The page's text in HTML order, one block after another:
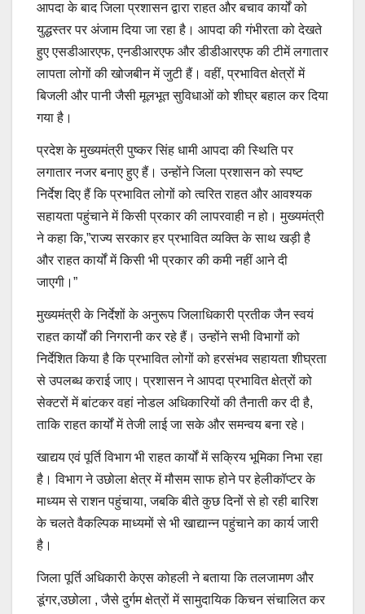
आपदा के बाद जिला प्रशासन द्वारा राहत और बचाव कार्यों को
युद्धस्तर पर अंजाम दिया जा रहा है। आपदा की गंभीरता को देखते
हुए एसडीआरएफ, एनडीआरएफ और डीडीआरएफ की टीमें लगातार
लापता लोगों की खोजबीन में जुटी हैं। वहीं, प्रभावित क्षेत्रों में
बिजली और पानी जैसी मूलभूत सुविधाओं को शीघ्र बहाल कर दिया
गया है।
प्रदेश के मुख्यमंत्री पुष्कर सिंह धामी आपदा की स्थिति पर
लगातार नजर बनाए हुए हैं। उन्होंने जिला प्रशासन को स्पष्ट
निर्देश दिए हैं कि प्रभावित लोगों को त्वरित राहत और आवश्यक
सहायता पहुंचाने में किसी प्रकार की लापरवाही न हो। मुख्यमंत्री
ने कहा कि,”राज्य सरकार हर प्रभावित व्यक्ति के साथ खड़ी है
और राहत कार्यों में किसी भी प्रकार की कमी नहीं आने दी
जाएगी।”
मुख्यमंत्री के निर्देशों के अनुरूप जिलाधिकारी प्रतीक जैन स्वयं
राहत कार्यों की निगरानी कर रहे हैं। उन्होंने सभी विभागों को
निर्देशित किया है कि प्रभावित लोगों को हरसंभव सहायता शीघ्रता
से उपलब्ध कराई जाए। प्रशासन ने आपदा प्रभावित क्षेत्रों को
सेक्टरों में बांटकर वहां नोडल अधिकारियों की तैनाती कर दी है,
ताकि राहत कार्यों में तेजी लाई जा सके और समन्वय बना रहे।
खाद्यय एवं पूर्ति विभाग भी राहत कार्यों में सक्रिय भूमिका निभा रहा
है। विभाग ने उछोला क्षेत्र में मौसम साफ होने पर हेलीकॉप्टर के
माध्यम से राशन पहुंचाया, जबकि बीते कुछ दिनों से हो रही बारिश
के चलते वैकल्पिक माध्यमों से भी खाद्यान्न पहुंचाने का कार्य जारी
है।
जिला पूर्ति अधिकारी केएस कोहली ने बताया कि तलजामण और
डूंगर,उछोला , जैसे दुर्गम क्षेत्रों में सामुदायिक किचन संचालित कर